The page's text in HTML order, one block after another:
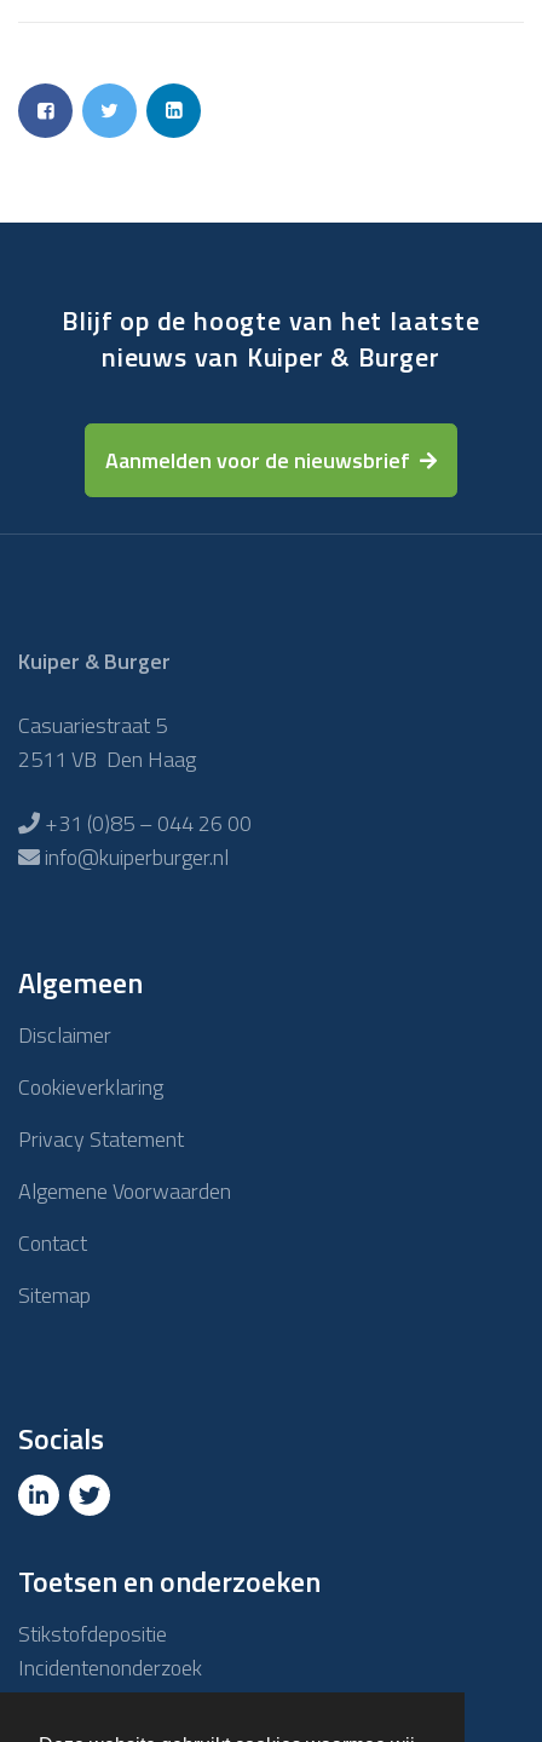
Blijf op de hoogte van het laatste
nieuws van Kuiper & Burger
Aanmelden voor de nieuwsbrief
Kuiper & Burger
Casuariestraat 5
2511 VB Den Haag
+31 (0)85 – 044 26 00
info@kuiperburger.nl
Algemeen
Disclaimer
Cookieverklaring
Privacy Statement
Algemene Voorwaarden
Contact
Sitemap
Socials
Toetsen en onderzoeken
Stikstofdepositie
Incidentenonderzoek
Due diligence
ABM-toets